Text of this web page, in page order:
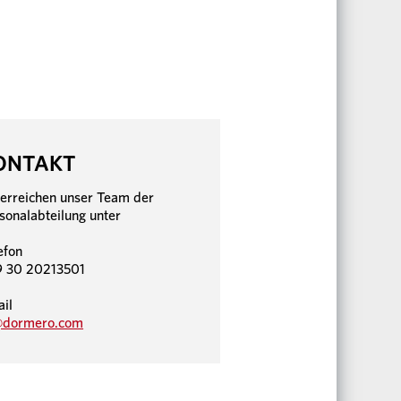
unser Team der
unter
30 20213501